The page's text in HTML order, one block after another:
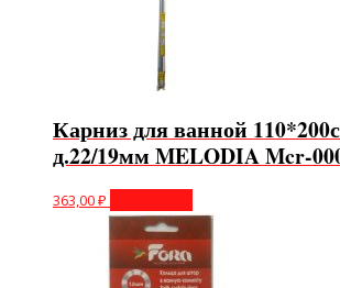
Карниз для ванной
д.22/19мм MELODIA Mcr-
363,00₽